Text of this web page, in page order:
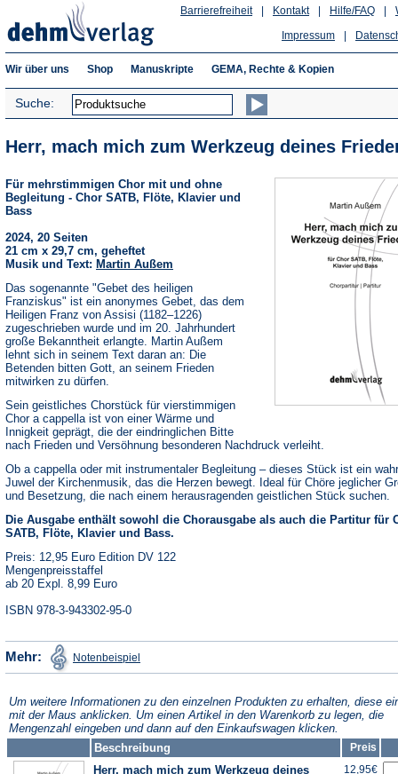
Hilfe/FAQ
Kontakt
Barrierefreiheit
Impressum
Wir über uns Shop Manuskripte GEMA, Rechte & Kopien
Suche:
Herr, mach mich zum Werkzeug deines
Für mehrstimmigen Chor mit und ohne
Begleitung - Chor SATB, Flöte, Klavier und
Bass
2024, 20 Seiten
21 cm x 29,7 cm, geheftet
Musik und Text: Martin Außem
Das sogenannte "Gebet des heiligen
Franziskus" ist ein anonymes Gebet, das dem
Heiligen Franz von Assisi (1182–1226)
zugeschrieben wurde und im 20. Jahrhundert
große Bekanntheit erlangte. Martin Außem
lehnt sich in seinem Text daran an: Die
Betenden bitten Gott, an seinem Frieden
mitwirken zu dürfen.
Sein geistliches Chorstück für vierstimmigen
Chor a cappella ist von einer Wärme und
Innigkeit geprägt, die der eindringlichen Bitte
nach Frieden und Versöhnung besonderen Nachdruck verleiht.
Ob a cappella oder mit instrumentaler Begleitung – dieses Stück ist ein
Juwel der Kirchenmusik, das die Herzen bewegt. Ideal für Chöre jeglicher
und Besetzung, die nach einem herausragenden geistlichen Stück suchen.
Die Ausgabe enthält sowohl die Chorausgabe als auch die Partitur für
SATB, Flöte, Klavier und Bass.
Preis: 12,95 Euro Edition DV 122
Mengenpreisstaffel
ab 20 Expl. 8,99 Euro
ISBN 978-3-943302-95-0
Mehr: Notenbeispiel in
einem
Tab)
Um weitere Informationen zu den einzelnen Produkten zu erhalten, diese
mit der Maus anklicken. Um einen Artikel in den Warenkorb zu legen, die
Mengenzahl eingeben und dann auf den Einkaufswagen klicken.
Beschreibung
Preis
Herr, mach mich zum Werkzeug deines
12,95€